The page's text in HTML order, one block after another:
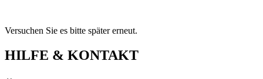
Versuchen Sie es bitte später erneut.
HILFE & KONTAKT